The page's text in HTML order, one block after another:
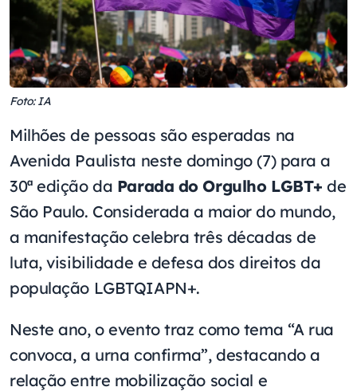
Foto: IA
Milhões de pessoas são esperadas na
Avenida Paulista neste domingo (7) para a
30ª edição da Parada do Orgulho LGBT+ de
São Paulo. Considerada a maior do mundo,
a manifestação celebra três décadas de
luta, visibilidade e defesa dos direitos da
população LGBTQIAPN+.
Neste ano, o evento traz como tema “A rua
convoca, a urna confirma”, destacando a
relação entre mobilização social e